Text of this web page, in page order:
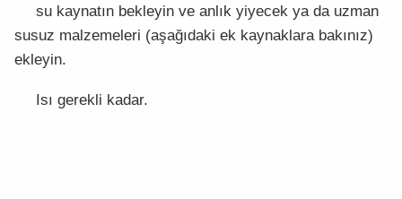
su kaynatın bekleyin ve anlık yiyecek ya da uzman
susuz malzemeleri (aşağıdaki ek kaynaklara bakınız)
ekleyin.
Isı gerekli kadar.